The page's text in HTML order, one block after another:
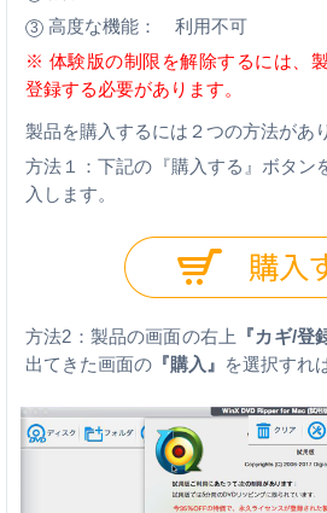
3
高度な機能： 利用不可
※ 体験版の制限を解除するには、
登録する必要があります。
製品を購入するには２つの方法があ
方法１：下記の『購入する』ボタン
入します。
方法2：製品の画面の右上 『カギ/登
出てきた画面の 『購入』 を選択すれ